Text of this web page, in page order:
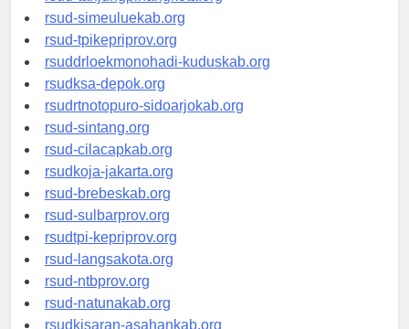
rsud-tanjungpinangkota.org
rsud-simeuluekab.org
rsud-tpikepriprov.org
rsuddrloekmonohadi-kuduskab.org
rsudksa-depok.org
rsudrtnotopuro-sidoarjokab.org
rsud-sintang.org
rsud-cilacapkab.org
rsudkoja-jakarta.org
rsud-brebeskab.org
rsud-sulbarprov.org
rsudtpi-kepriprov.org
rsud-langsakota.org
rsud-ntbprov.org
rsud-natunakab.org